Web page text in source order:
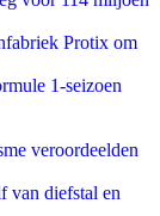
Protix om
1-seizoen
veroordeelden
van diefstal en